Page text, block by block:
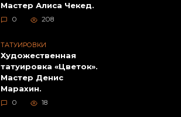
Мастер Алиса Чекед.
0 208
ТАТУИРОВКИ
Художественная
татуировка «Цветок».
Мастер Денис
Марахин.
0 18